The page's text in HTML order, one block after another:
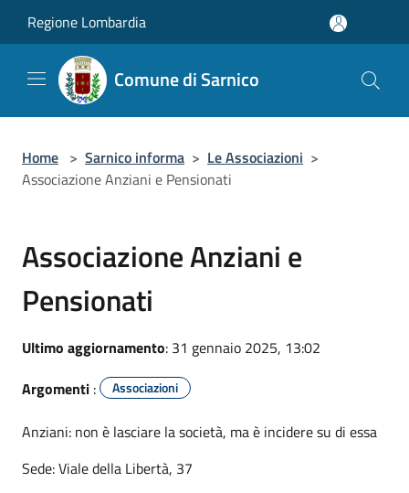
Regione Lombardia
Comune di Sarnico
Home > Sarnico informa > Le Associazioni >
Associazione Anziani e Pensionati
Associazione Anziani e
Pensionati
Ultimo aggiornamento: 31 gennaio 2025, 13:02
Argomenti : Associazioni
Anziani: non è lasciare la società, ma è incidere su di essa
Sede: Viale della Libertà, 37